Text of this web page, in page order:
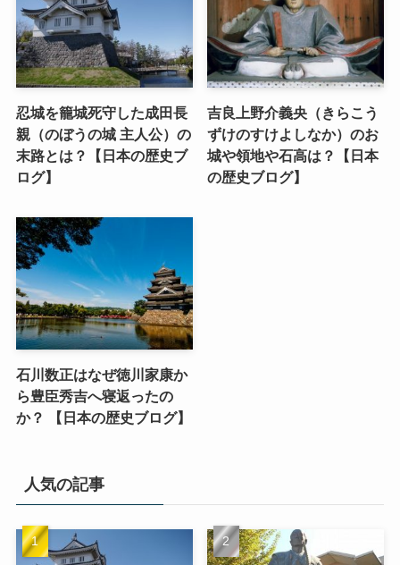
忍城を籠城死守した成田長
親（のぼうの城 主人公）の
末路とは？【日本の歴史ブ
ログ】
吉良上野介義央（きらこう
ずけのすけよしなか）のお
城や領地や石高は？【日本
の歴史ブログ】
石川数正はなぜ徳川家康か
ら豊臣秀吉へ寝返ったの
か？ 【日本の歴史ブログ】
人気の記事